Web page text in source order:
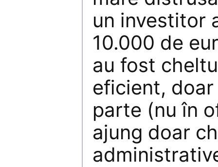
un investitor
10.000 de
au fost
eficient,
parte (nu în
ajung doar